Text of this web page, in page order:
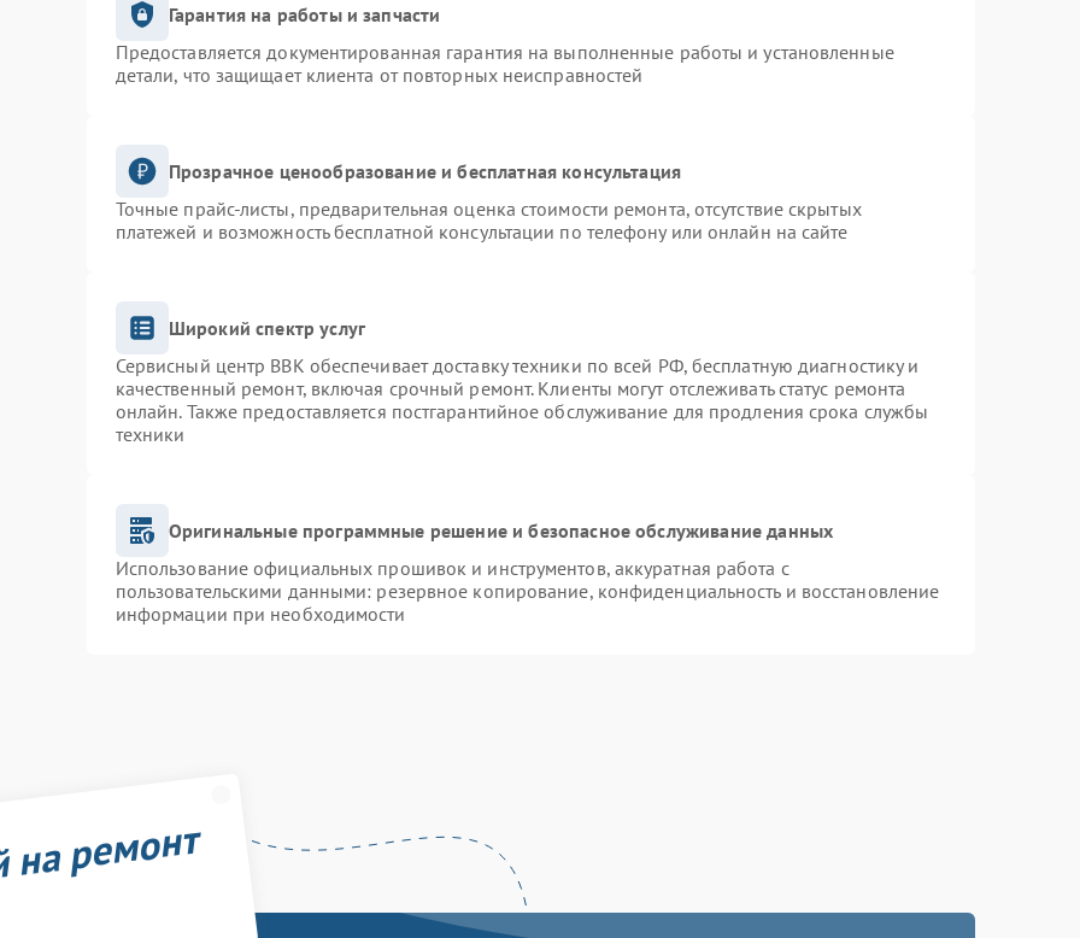
Гарантия на работы и запчасти
Предоставляется документированная гарантия на выполненные работы и установленные
детали, что защищает клиента от повторных неисправностей
Прозрачное ценообразование и бесплатная консультация
Точные прайс-листы, предварительная оценка стоимости ремонта, отсутствие скрытых
платежей и возможность бесплатной консультации по телефону или онлайн на сайте
Широкий спектр услуг
Сервисный центр BBK обеспечивает доставку техники по всей РФ, бесплатную диагностику и
качественный ремонт, включая срочный ремонт. Клиенты могут отслеживать статус ремонта
онлайн. Также предоставляется постгарантийное обслуживание для продления срока службы
техники
Оригинальные программные решение и безопасное обслуживание данных
Использование официальных прошивок и инструментов, аккуратная работа с
пользовательскими данными: резервное копирование, конфиденциальность и восстановление
информации при необходимости
ремонт